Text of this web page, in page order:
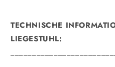
TECHNISCHE
LIEGESTUHL: